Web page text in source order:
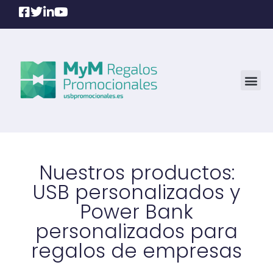
Nuestros productos:
USB personalizados y
Power Bank
personalizados para
regalos de empresas